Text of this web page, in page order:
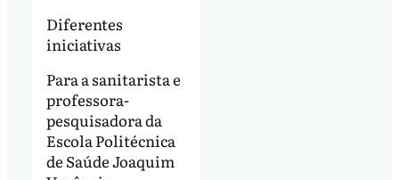
Diferentes
iniciativas
Para a sanitarista e
professora-
pesquisadora da
Escola Politécnica
de Saúde Joaquim